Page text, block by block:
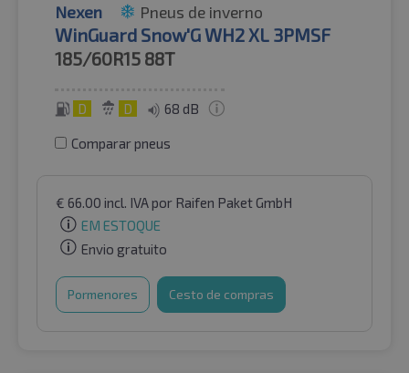
Nexen Pneus de inverno
WinGuard Snow'G WH2 XL 3PMSF
185/60R15 88T
D D 68 dB
Comparar pneus
€ 66.00 incl. IVA por Raifen Paket GmbH
EM ESTOQUE
Envio gratuito
Pormenores Cesto de compras